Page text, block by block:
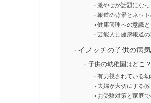
激やせが話題にな
報道の背景とネッ
健康管理への意識
芸能人と健康報道の
イノッチの子供の病
子供の幼稚園はどこ
有力視されている
夫婦が大切にする
お受験対策と家庭